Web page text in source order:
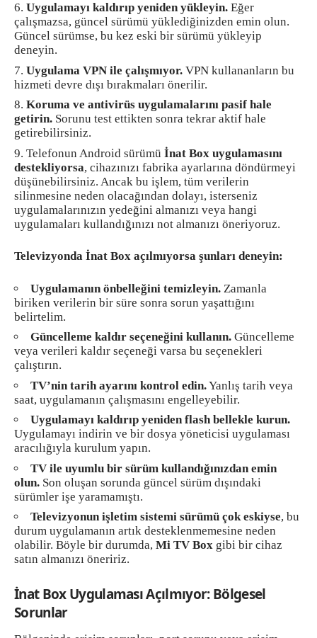
Uygulamayı kaldırıp yeniden yükleyin. Eğer
çalışmazsa, güncel sürümü yüklediğinizden emin olun.
Güncel sürümse, bu kez eski bir sürümü yükleyip
deneyin.
Uygulama VPN ile çalışmıyor. VPN kullananların bu
hizmeti devre dışı bırakmaları önerilir.
Koruma ve antivirüs uygulamalarını pasif hale
getirin. Sorunu test ettikten sonra tekrar aktif hale
getirebilirsiniz.
Telefonun Android sürümü İnat Box uygulamasını
destekliyorsa, cihazınızı fabrika ayarlarına döndürmeyi
düşünebilirsiniz. Ancak bu işlem, tüm verilerin
silinmesine neden olacağından dolayı, isterseniz
uygulamalarınızın yedeğini almanızı veya hangi
uygulamaları kullandığınızı not almanızı öneriyoruz.
Televizyonda İnat Box açılmıyorsa şunları deneyin:
Uygulamanın önbelleğini temizleyin. Zamanla
biriken verilerin bir süre sonra sorun yaşattığını
belirtelim.
Güncelleme kaldır seçeneğini kullanın. Güncelleme
veya verileri kaldır seçeneği varsa bu seçenekleri
çalıştırın.
TV’nin tarih ayarını kontrol edin.Yanlış tarih veya
saat, uygulamanın çalışmasını engelleyebilir.
Uygulamayı kaldırıp yeniden flash bellekle kurun.
Uygulamayı indirin ve bir dosya yöneticisi uygulaması
aracılığıyla kurulum yapın.
TV ile uyumlu bir sürüm kullandığınızdan emin
olun. Son oluşan sorunda güncel sürüm dışındaki
sürümler işe yaramamıştı.
Televizyonun işletim sistemi sürümü çok eskiyse, bu
durum uygulamanın artık desteklenmemesine neden
olabilir. Böyle bir durumda, Mi TV Box gibi bir cihaz
satın almanızı öneririz.
İnat Box Uygulaması Açılmıyor: Bölgesel
Sorunlar